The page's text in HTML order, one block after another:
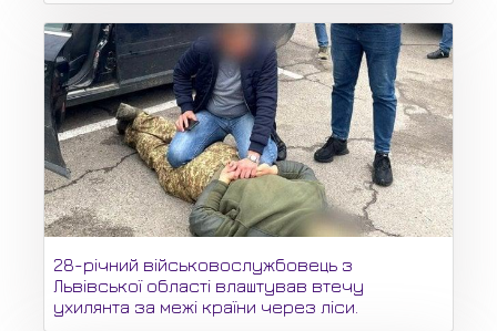
28-річний військовослужбовець з
Львівської області влаштував втечу
ухилянта за межі країни через ліси.